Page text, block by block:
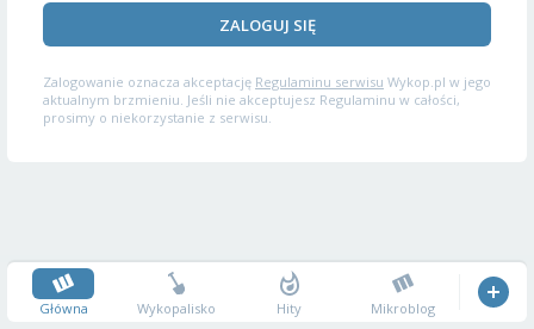
ZALOGUJ SIĘ
Zalogowanie oznacza akceptację Regulaminu serwisu Wykop.pl w jego
aktualnym brzmieniu. Jeśli nie akceptujesz Regulaminu w całości,
prosimy o niekorzystanie z serwisu.
Główna Wykopalisko Hity Mikroblog